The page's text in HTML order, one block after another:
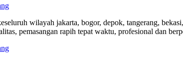
wilayah jakarta, bogor, depok, tangerang,
pemasangan rapih tepat waktu, profesional dan